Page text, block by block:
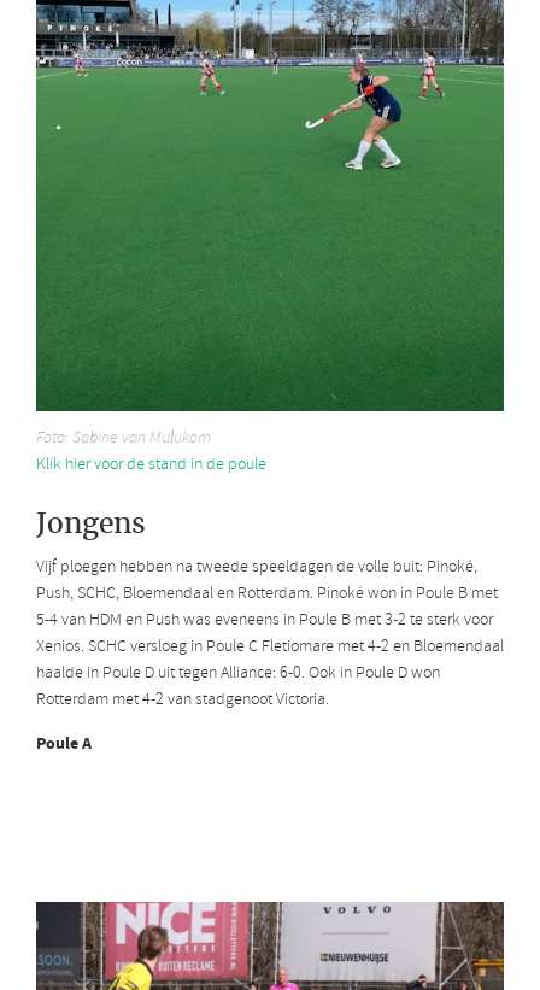
Foto: Sabine van Mulukom
Klik hier voor de stand in de poule
Jongens
Vijf ploegen hebben na tweede speeldagen de volle buit: Pinoké,
Push, SCHC, Bloemendaal en Rotterdam. Pinoké won in Poule B met
5-4 van HDM en Push was eveneens in Poule B met 3-2 te sterk voor
Xenios. SCHC versloeg in Poule C Fletiomare met 4-2 en Bloemendaal
haalde in Poule D uit tegen Alliance: 6-0. Ook in Poule D won
Rotterdam met 4-2 van stadgenoot Victoria.
Poule A